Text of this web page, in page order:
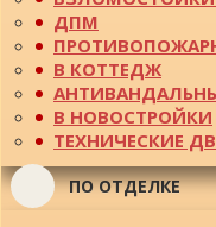
ДПМ
В КОТТЕДЖ
В НОВОСТРОЙКИ
ТЕХНИЧЕСКИЕ
ПО ОТДЕЛКЕ